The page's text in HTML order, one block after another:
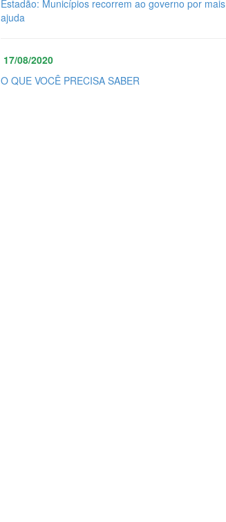
Estadão: Municípios recorrem ao governo por mais
ajuda
17/08/2020
O QUE VOCÊ PRECISA SABER